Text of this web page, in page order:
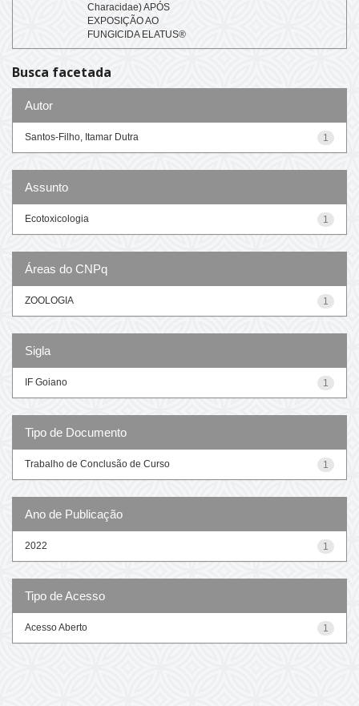
Characidae) APÓS
EXPOSIÇÃO AO
FUNGICIDA ELATUS®
Busca facetada
Autor
1
Santos-Filho, Itamar Dutra
Assunto
1
Ecotoxicologia
Áreas do CNPq
1
ZOOLOGIA
Sigla
1
IF Goiano
Tipo de Documento
1
Trabalho de Conclusão de Curso
Ano de Publicação
1
2022
Tipo de Acesso
1
Acesso Aberto